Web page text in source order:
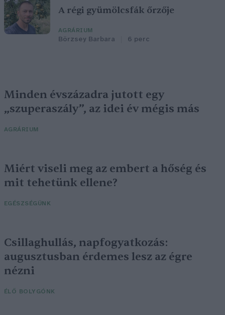
A régi gyümölcsfák őrzője
AGRÁRIUM
Börzsey Barbara 6 perc
Minden évszázadra jutott egy
„szuperaszály”, az idei év mégis más
AGRÁRIUM
Miért viseli meg az embert a hőség és
mit tehetünk ellene?
EGÉSZSÉGÜNK
Csillaghullás, napfogyatkozás:
augusztusban érdemes lesz az égre
nézni
ÉLŐ BOLYGÓNK